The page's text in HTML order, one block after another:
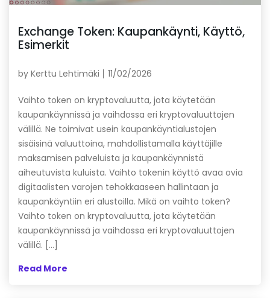
Exchange Token: Kaupankäynti, Käyttö,
Esimerkit
by Kerttu Lehtimäki 11/02/2026
Vaihto token on kryptovaluutta, jota käytetään
kaupankäynnissä ja vaihdossa eri kryptovaluuttojen
välillä. Ne toimivat usein kaupankäyntialustojen
sisäisinä valuuttoina, mahdollistamalla käyttäjille
maksamisen palveluista ja kaupankäynnistä
aiheutuvista kuluista. Vaihto tokenin käyttö avaa ovia
digitaalisten varojen tehokkaaseen hallintaan ja
kaupankäyntiin eri alustoilla. Mikä on vaihto token?
Vaihto token on kryptovaluutta, jota käytetään
kaupankäynnissä ja vaihdossa eri kryptovaluuttojen
välillä. […]
Read More